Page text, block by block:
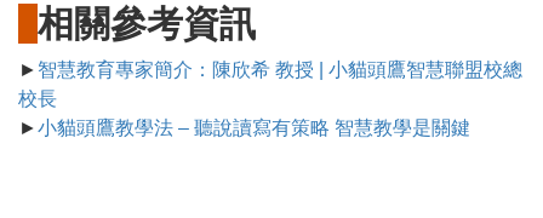
相關參考資訊
► 智慧教育專家簡介：陳欣希 教授 | 小貓頭鷹智慧聯盟校總
校長
►小貓頭鷹教學法 – 聽說讀寫有策略 智慧教學是關鍵